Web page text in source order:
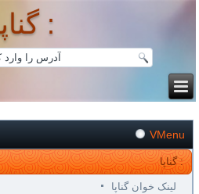
گناپا :
VMenu
گناپا :
لینک خوان گناپا